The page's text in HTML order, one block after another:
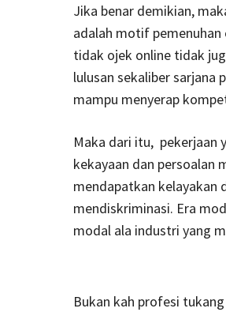
Jika benar demikian,
adalah motif
tidak ojek online tidak
lulusan sekaliber sarjana
mampu menyerap
Maka dari itu, pekerjaan
kekayaan dan persoalan
mendapatkan kelayakan
mendiskriminasi. Era
modal ala industri yang
Bukan kah profesi